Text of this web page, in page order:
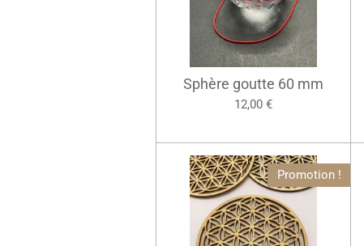
Sphère goutte 60 mm
12,00 €
Promotion !